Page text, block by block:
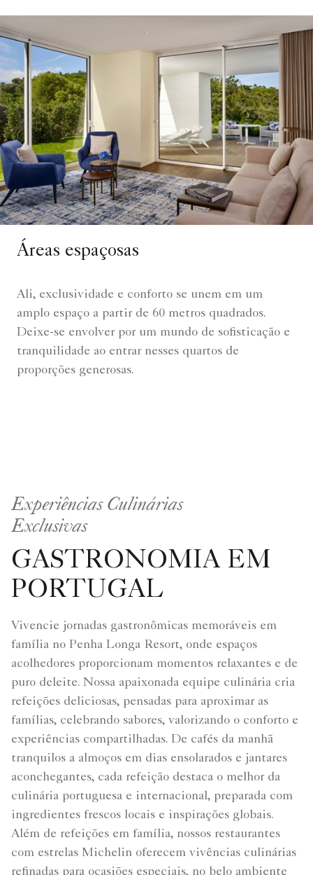
Áreas espaçosas
Ali, exclusividade e conforto se unem em um
amplo espaço a partir de 60 metros quadrados.
Deixe-se envolver por um mundo de sofisticação e
tranquilidade ao entrar nesses quartos de
proporções generosas.
Experiências Culinárias
Exclusivas
GASTRONOMIA EM
PORTUGAL
Vivencie jornadas gastronômicas memoráveis em
família no Penha Longa Resort, onde espaços
acolhedores proporcionam momentos relaxantes e de
puro deleite. Nossa apaixonada equipe culinária cria
refeições deliciosas, pensadas para aproximar as
famílias, celebrando sabores, valorizando o conforto e
experiências compartilhadas. De cafés da manhã
tranquilos a almoços em dias ensolarados e jantares
aconchegantes, cada refeição destaca o melhor da
culinária portuguesa e internacional, preparada com
ingredientes frescos locais e inspirações globais.
Além de refeições em família, nossos restaurantes
com estrelas Michelin oferecem vivências culinárias
refinadas para ocasiões especiais, no belo ambiente